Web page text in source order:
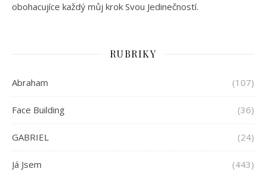
obohacujíce každý můj krok Svou Jedinečností.
RUBRIKY
Abraham (107)
Face Building (36)
GABRIEL (24)
Já Jsem (443)